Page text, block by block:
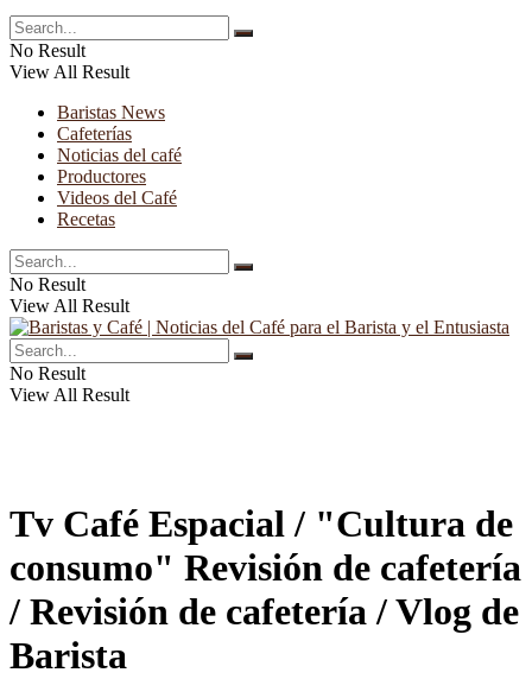
No Result
View All Result
Baristas News
Cafeterías
Noticias del café
Productores
Videos del Café
Recetas
No Result
View All Result
No Result
View All Result
Tv Café Espacial / "Cultura de
consumo" Revisión de cafetería
/ Revisión de cafetería / Vlog de
Barista